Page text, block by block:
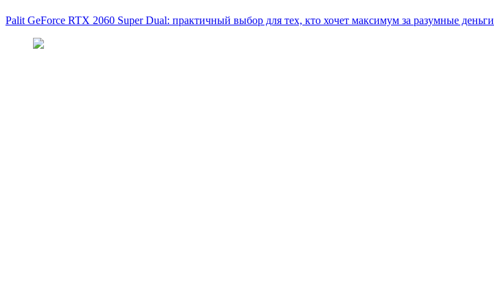
Palit GeForce RTX 2060 Super Dual: практичный выбор для тех, кто хочет максимум за разумные деньги